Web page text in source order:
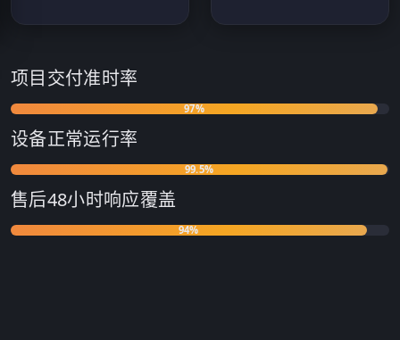
项目交付准时率
97%
设备正常运行率
99.5%
售后48小时响应覆盖
94%